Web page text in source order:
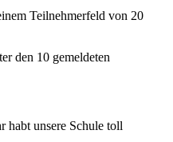
Teilnehmerfeld von 20
den 10 gemeldeten
habt unsere Schule toll